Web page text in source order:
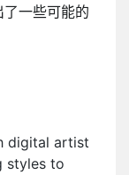
一些可能的
digital artist
styles to